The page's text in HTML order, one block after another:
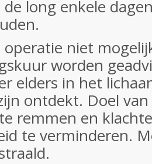
long enkele
niet
worden
elders in het
ontdekt. Doel
remmen en
te verminderen.